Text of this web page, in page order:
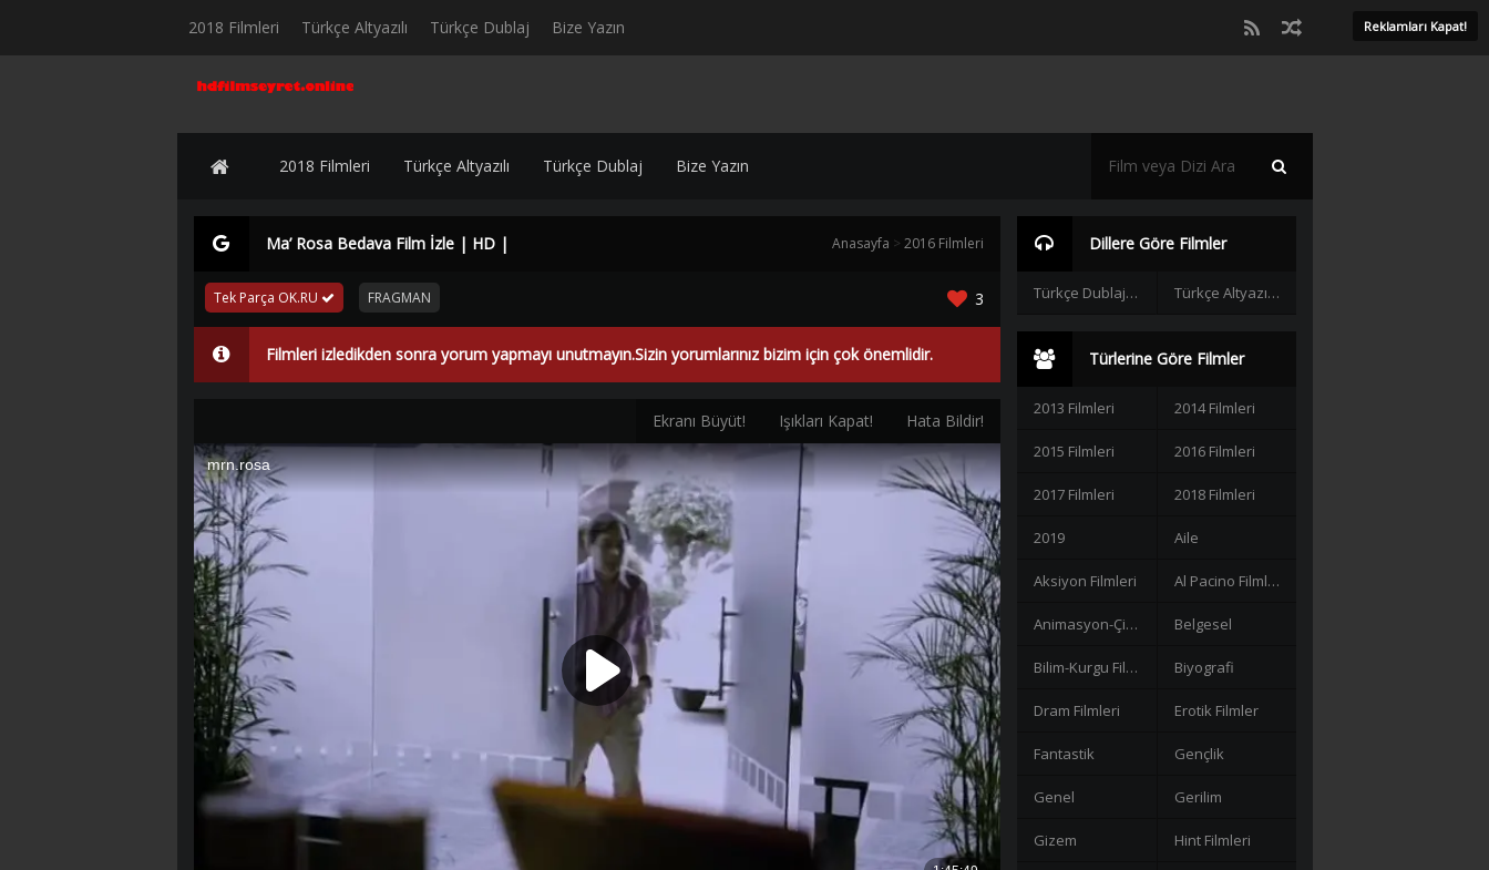
2018 Filmleri Türkçe Altyazılı Türkçe Dublaj Bize Yazın Reklamları Kapat!
2018 Filmleri Türkçe Altyazılı Türkçe Dublaj Bize Yazın
Ma’ Rosa Bedava Film İzle | HD | Anasayfa > 2016 Filmleri
Tek Parça OK.RU FRAGMAN 3
Filmleri izledikden sonra yorum yapmayı unutmayın.Sizin yorumlarınız bizim için çok önemlidir.
Hata Bildir!
Işıkları Kapat!
Ekranı Büyüt!
Dillere Göre Filmler
Türkçe Dublaj Filmler Türkçe Altyazılı Filmler
Türlerine Göre Filmler
2013 Filmleri 2014 Filmleri
2015 Filmleri 2016 Filmleri
2017 Filmleri 2018 Filmleri
2019 Aile
Aksiyon Filmleri Al Pacino Filmleri
Animasyon-Çizgi Filmler Belgesel
Bilim-Kurgu Filmleri Biyografi
Dram Filmleri Erotik Filmler
Fantastik Gençlik
Genel Gerilim
Gizem Hint Filmleri